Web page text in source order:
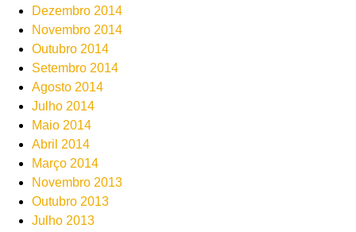
Dezembro 2014
Novembro 2014
Outubro 2014
Setembro 2014
Agosto 2014
Julho 2014
Maio 2014
Abril 2014
Março 2014
Novembro 2013
Outubro 2013
Julho 2013